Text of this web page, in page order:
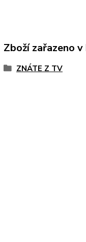
Zboží zařazeno
ZNÁTE Z TV